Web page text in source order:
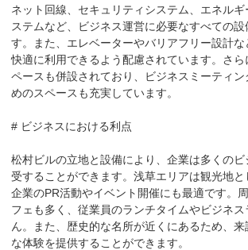
ネット回線、セキュリティシステム、エネル
ステムなど、ビジネス運営に必要なすべての設
す。また、エレベーターやバリアフリー設計
快適に利用できるよう配慮されています。さら
ペースも併設されており、ビジネスミーティン
めのスペースも充実しています。
# ビジネスにおける利点
松村ビルの立地と設備により、企業は多くの
受することができます。浅草エリアは観光地と
企業のPR活動やイベント開催にも最適です。
フェも多く、従業員のランチタイムやビジネ
ん。また、歴史的な名所が近くにあるため、来
な体験を提供することができます。